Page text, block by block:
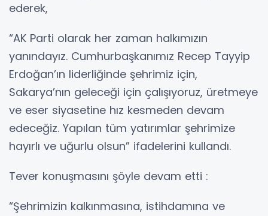
ederek,
“AK Parti olarak her zaman halkımızın
yanındayız. Cumhurbaşkanımız Recep Tayyip
Erdoğan’ın liderliğinde şehrimiz için,
Sakarya’nın geleceği için çalışıyoruz, üretmeye
ve eser siyasetine hız kesmeden devam
edeceğiz. Yapılan tüm yatırımlar şehrimize
hayırlı ve uğurlu olsun” ifadelerini kullandı.
Tever konuşmasını şöyle devam etti :
“Şehrimizin kalkınmasına, istihdamına ve